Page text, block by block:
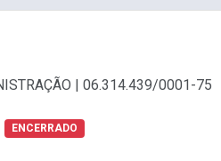
| 06.314.439/0001-75
ENCERRADO